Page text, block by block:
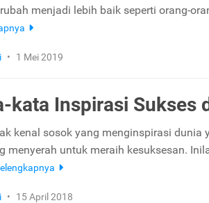
menjadi lebih baik seperti orang-
• 1 Mei 2019
kata Inspirasi Sukses
kenal sosok yang menginspirasi dunia
menyerah untuk meraih kesuksesan.
• 15 April 2018